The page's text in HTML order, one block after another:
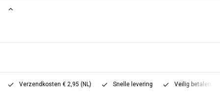
Verzendkosten € 2,95 (NL) Snelle levering Veilig betalen